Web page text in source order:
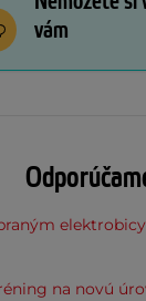
vám
na novú